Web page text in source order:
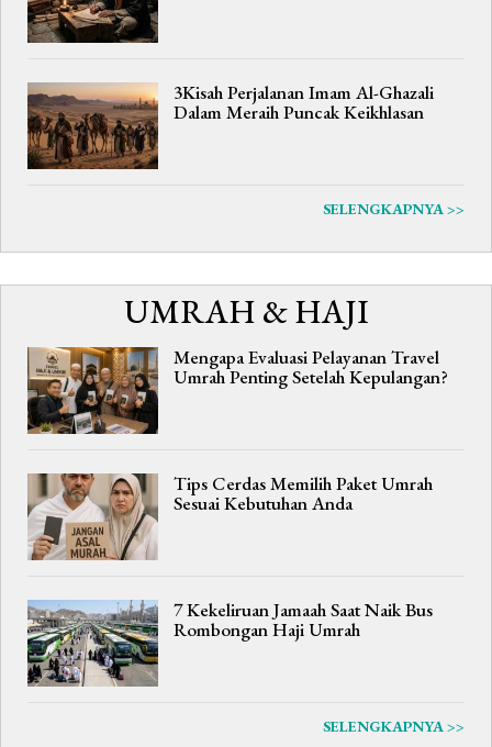
3Kisah Perjalanan Imam Al-Ghazali
Dalam Meraih Puncak Keikhlasan
SELENGKAPNYA >>
UMRAH & HAJI
Mengapa Evaluasi Pelayanan Travel
Umrah Penting Setelah Kepulangan?
Tips Cerdas Memilih Paket Umrah
Sesuai Kebutuhan Anda
7 Kekeliruan Jamaah Saat Naik Bus
Rombongan Haji Umrah
SELENGKAPNYA >>